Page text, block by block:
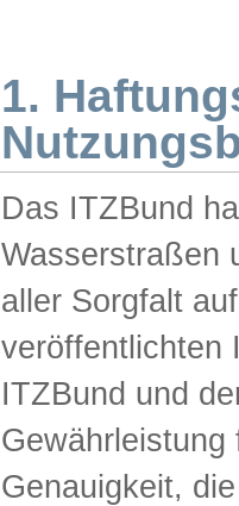
1.
Das ITZBund
Wasserstraßen
aller Sorgfalt
veröffentlichten
ITZBund und
Genauigkeit,